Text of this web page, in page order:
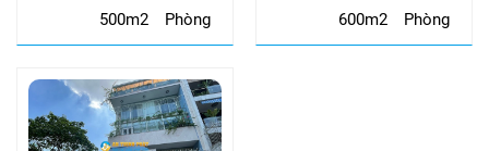
500m2
Phòng
600m2
Phòng